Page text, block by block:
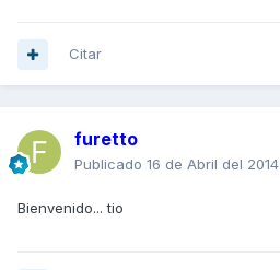
Citar
furetto
Publicado 16 de Abril del 2014
Bienvenido... tio